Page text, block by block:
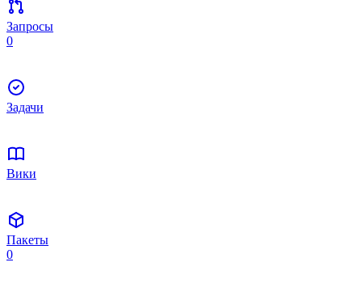
Запросы
0
Задачи
Вики
Пакеты
0